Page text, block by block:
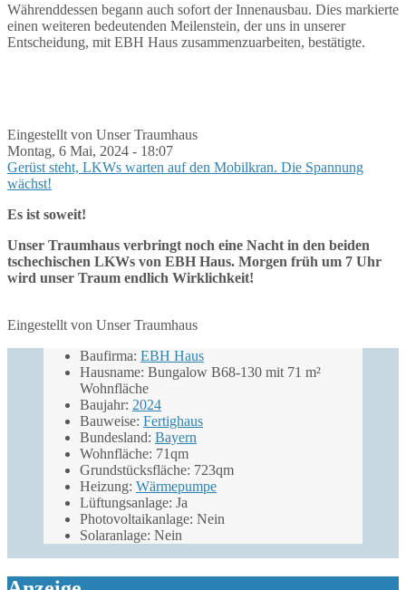
Währenddessen begann auch sofort der Innenausbau. Dies markierte
einen weiteren bedeutenden Meilenstein, der uns in unserer
Entscheidung, mit EBH Haus zusammenzuarbeiten, bestätigte.
Eingestellt von Unser Traumhaus
Montag, 6 Mai, 2024 - 18:07
Gerüst steht, LKWs warten auf den Mobilkran. Die Spannung
wächst!
Es ist soweit!
Unser Traumhaus verbringt noch eine Nacht in den beiden
tschechischen LKWs von EBH Haus. Morgen früh um 7 Uhr
wird unser Traum endlich Wirklichkeit!
Eingestellt von Unser Traumhaus
Baufirma: EBH Haus
Hausname: Bungalow B68-130 mit 71 m²
Wohnfläche
Baujahr: 2024
Bauweise: Fertighaus
Bundesland: Bayern
Wohnfläche: 71qm
Grundstücksfläche: 723qm
Heizung: Wärmepumpe
Lüftungsanlage: Ja
Photovoltaikanlage: Nein
Solaranlage: Nein